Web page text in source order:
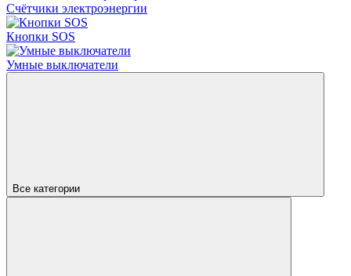
Счётчики электроэнергии
Кнопки SOS
Умные выключатели
Все категории